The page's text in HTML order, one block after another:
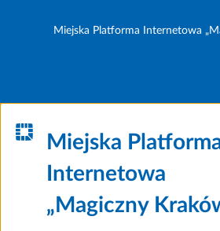
Miejska Platforma Internetowa
Miejska
Internetowa
„Magiczny